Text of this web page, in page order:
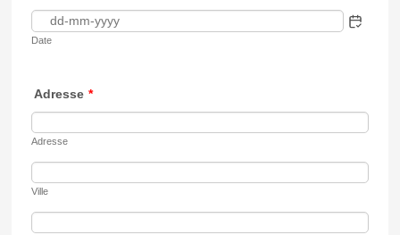
Date
Adresse *
Adresse
Ville